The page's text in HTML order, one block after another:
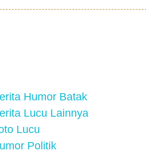
Humor Batak
Lucu Lainnya
Lucu
Politik